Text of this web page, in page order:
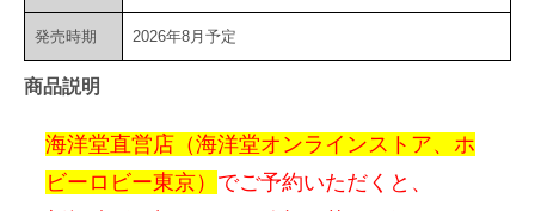
発売時期 2026年8月予定
商品説明
海洋堂直営店（海洋堂オンラインストア、ホ
ビーロビー東京） でご予約いただくと、